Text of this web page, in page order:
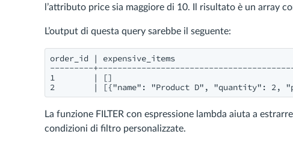
l’attributo price sia maggiore di 10. Il risultato è un array
L’output di questa query sarebbe il seguente:
order_id | expensive_items
---------
1        | []
2        | [{"name": "Product D", "quantity": 2,
La funzione FILTER con espressione lambda aiuta a
condizioni di filtro personalizzate.